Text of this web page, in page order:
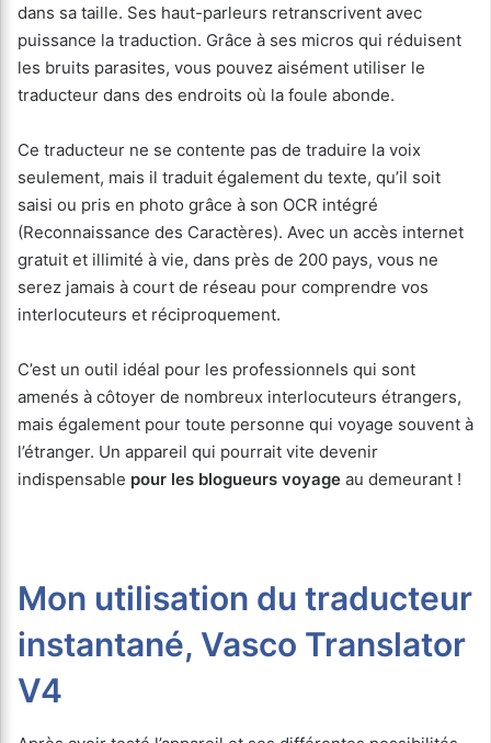
dans sa taille. Ses haut-parleurs retranscrivent avec
puissance la traduction. Grâce à ses micros qui réduisent
les bruits parasites, vous pouvez aisément utiliser le
traducteur dans des endroits où la foule abonde.
Ce traducteur ne se contente pas de traduire la voix
seulement, mais il traduit également du texte, qu’il soit
saisi ou pris en photo grâce à son OCR intégré
(Reconnaissance des Caractères). Avec un accès internet
gratuit et illimité à vie, dans près de 200 pays, vous ne
serez jamais à court de réseau pour comprendre vos
interlocuteurs et réciproquement.
C’est un outil idéal pour les professionnels qui sont
amenés à côtoyer de nombreux interlocuteurs étrangers,
mais également pour toute personne qui voyage souvent à
l’étranger. Un appareil qui pourrait vite devenir
indispensable pour les blogueurs voyage au demeurant !
Mon utilisation du traducteur
instantané, Vasco Translator
V4